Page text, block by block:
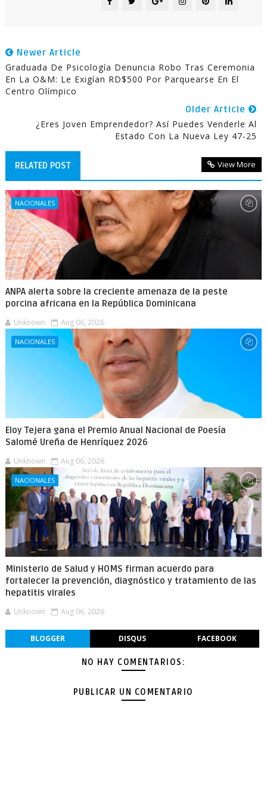
Newer Article
Graduada De Psicología Denuncia Robo Tras Ceremonia
En La O&M: Le Exigían RD$500 Por Parquearse En El
Centro Olímpico
Older Article
¿Eres Joven Emprendedor? Así Puedes Venderle Al
Estado Con La Nueva Ley 47-25
RELATED POST View More
NACIONALES
ANPA alerta sobre la creciente amenaza de la peste
porcina africana en la República Dominicana
Unknown Aug 06, 2026
NACIONALES
Eloy Tejera gana el Premio Anual Nacional de Poesía
Salomé Ureña de Henríquez 2026
Unknown Aug 06, 2026
NACIONALES
Ministerio de Salud y HOMS firman acuerdo para
fortalecer la prevención, diagnóstico y tratamiento de las
hepatitis virales
Unknown Aug 06, 2026
BLOGGER DISQUS FACEBOOK
NO HAY COMENTARIOS:
PUBLICAR UN COMENTARIO